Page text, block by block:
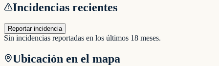
Incidencias recientes
Reportar incidencia
Sin incidencias reportadas en los últimos 18 meses.
Ubicación en el mapa